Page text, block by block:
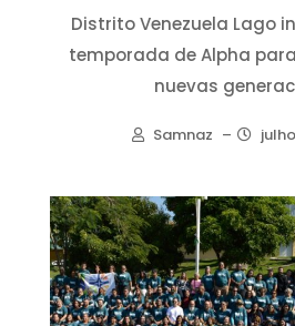
Distrito Venezuela Lago
temporada de Alpha
nuevas
Samnaz –